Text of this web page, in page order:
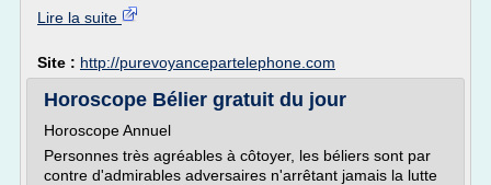
Lire la suite
Site : http://purevoyancepartelephone.com
Horoscope Bélier gratuit du jour
Horoscope Annuel
Personnes très agréables à côtoyer, les béliers sont par
contre d'admirables adversaires n'arrêtant jamais la lutte